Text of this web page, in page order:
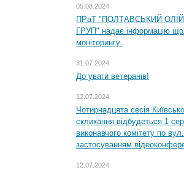
05.08.2024
ПРаТ "ПОЛТАВСЬКИЙ
ГРУП" надає інформацію
моніторингу.
31.07.2024
До уваги ветеранів!
12.07.2024
Чотирнадцята сесія
скликання відбудеться 1
виконавчого комітету по
застосуванням
12.07.2024